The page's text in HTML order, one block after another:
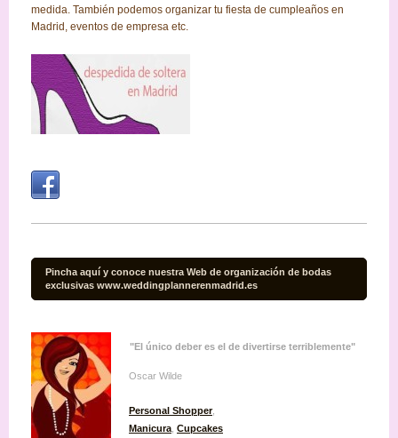
medida. También podemos organizar tu fiesta de cumpleaños en
Madrid, eventos de empresa etc.
Pincha aquí y conoce nuestra Web de organización de bodas
exclusivas www.weddingplannerenmadrid.es
"El único deber es el de divertirse terriblemente"
Oscar Wilde
Personal Shopper,
Manicura Cupcakes